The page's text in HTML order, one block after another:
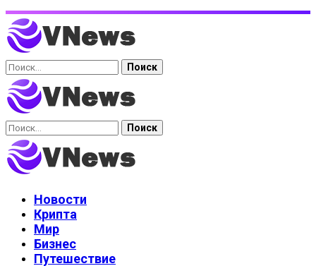
Найти:
Найти:
Новости
Крипта
Мир
Бизнес
Путешествие